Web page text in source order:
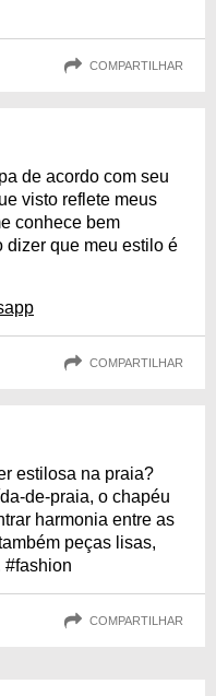
COMPARTILHAR
de acordo com seu
visto reflete meus
conhece bem
dizer que meu estilo é
COMPARTILHAR
estilosa na praia?
de-praia, o chapéu
harmonia entre as
peças lisas,
#fashion
COMPARTILHAR